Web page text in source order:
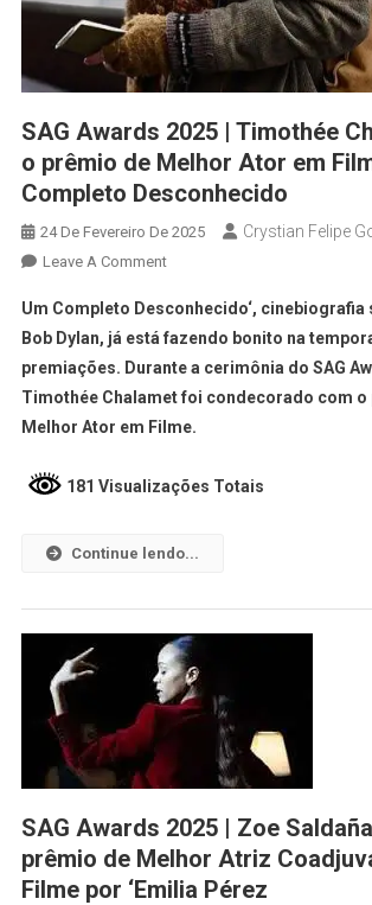
SAG Awards 2025 | Timothée
o prêmio de Melhor Ator em
Completo Desconhecido
24 De Fevereiro De 2025 Crystian Felipe
Leave A Comment
Um Completo Desconhecido‘,
Bob Dylan, já está fazendo bonito na
premiações. Durante a cerimônia do SAG
Timothée Chalamet foi condecorado com o
Melhor Ator em Filme.
181 Visualizações Totais
Continue lendo...
SAG Awards 2025 | Zoe
prêmio de Melhor Atriz
Filme por ‘Emilia Pérez